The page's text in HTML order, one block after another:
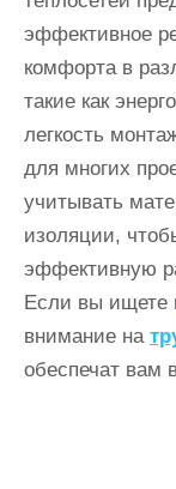
эффективное
комфорта в
такие как
легкость
для многих
учитывать
изоляции,
эффективную
Если вы ищете
внимание на
обеспечат вам